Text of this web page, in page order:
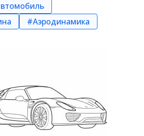
#Аэродинамика